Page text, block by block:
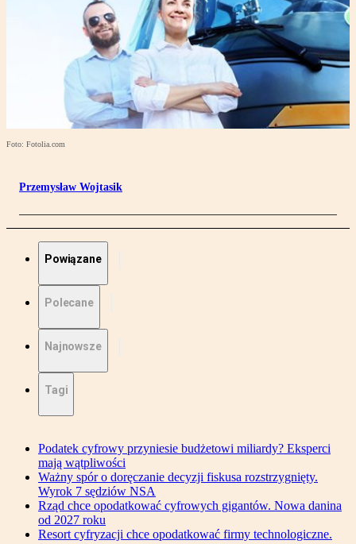
Foto: Fotolia.com
Przemysław Wojtasik
Powiązane
Polecane
Najnowsze
Tagi
Podatek cyfrowy przyniesie budżetowi miliardy? Eksperci
mają wątpliwości
Ważny spór o doręczanie decyzji fiskusa rozstrzygnięty.
Wyrok 7 sędziów NSA
Rząd chce opodatkować cyfrowych gigantów. Nowa danina
od 2027 roku
Resort cyfryzacji chce opodatkować firmy technologiczne.